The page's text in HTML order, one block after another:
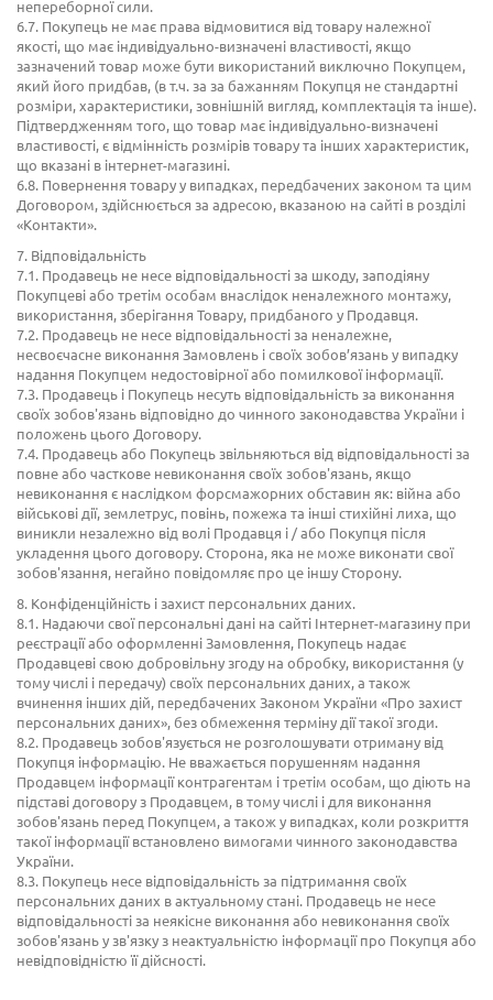
непереборної сили.
6.7. Покупець не має права відмовитися від товару належної
якості, що має індивідуально-визначені властивості, якщо
зазначений товар може бути використаний виключно Покупцем,
який його придбав, (в т.ч. за за бажанням Покупця не стандартні
розміри, характеристики, зовнішній вигляд, комплектація та інше).
Підтвердженням того, що товар має індивідуально-визначені
властивості, є відмінність розмірів товару та інших характеристик,
що вказані в інтернет-магазині.
6.8. Повернення товару у випадках, передбачених законом та цим
Договором, здійснюється за адресою, вказаною на сайті в розділі
«Контакти».
7. Відповідальність
7.1. Продавець не несе відповідальності за шкоду, заподіяну
Покупцеві або третім особам внаслідок неналежного монтажу,
використання, зберігання Товару, придбаного у Продавця.
7.2. Продавець не несе відповідальності за неналежне,
несвоєчасне виконання Замовлень і своїх зобов’язань у випадку
надання Покупцем недостовірної або помилкової інформації.
7.3. Продавець і Покупець несуть відповідальність за виконання
своїх зобов'язань відповідно до чинного законодавства України і
положень цього Договору.
7.4. Продавець або Покупець звільняються від відповідальності за
повне або часткове невиконання своїх зобов'язань, якщо
невиконання є наслідком форсмажорних обставин як: війна або
військові дії, землетрус, повінь, пожежа та інші стихійні лиха, що
виникли незалежно від волі Продавця і / або Покупця після
укладення цього договору. Сторона, яка не може виконати свої
зобов'язання, негайно повідомляє про це іншу Сторону.
8. Конфіденційність і захист персональних даних.
8.1. Надаючи свої персональні дані на сайті Інтернет-магазину при
реєстрації або оформленні Замовлення, Покупець надає
Продавцеві свою добровільну згоду на обробку, використання (у
тому числі і передачу) своїх персональних даних, а також
вчинення інших дій, передбачених Законом України «Про захист
персональних даних», без обмеження терміну дії такої згоди.
8.2. Продавець зобов'язується не розголошувати отриману від
Покупця інформацію. Не вважається порушенням надання
Продавцем інформації контрагентам і третім особам, що діють на
підставі договору з Продавцем, в тому числі і для виконання
зобов'язань перед Покупцем, а також у випадках, коли розкриття
такої інформації встановлено вимогами чинного законодавства
України.
8.3. Покупець несе відповідальність за підтримання своїх
персональних даних в актуальному стані. Продавець не несе
відповідальності за неякісне виконання або невиконання своїх
зобов'язань у зв'язку з неактуальністю інформації про Покупця або
невідповідністю її дійсності.